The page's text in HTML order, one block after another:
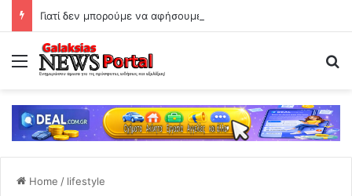
Γιατί δεν μπορούμε να αφήσουμε το κινητό
Menu
Home / lifestyle